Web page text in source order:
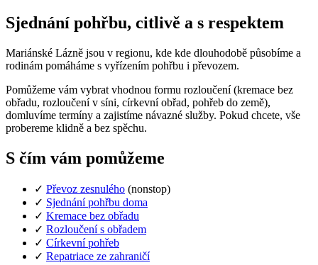
Sjednání pohřbu, citlivě a s respektem
Mariánské Lázně jsou v regionu, kde kde dlouhodobě působíme a
rodinám pomáháme s vyřízením pohřbu i převozem.
Pomůžeme vám vybrat vhodnou formu rozloučení (kremace bez
obřadu, rozloučení v síni, církevní obřad, pohřeb do země),
domluvíme termíny a zajistíme návazné služby. Pokud chcete, vše
probereme klidně a bez spěchu.
S čím vám pomůžeme
✓ Převoz zesnulého (nonstop)
✓ Sjednání pohřbu doma
✓ Kremace bez obřadu
✓ Rozloučení s obřadem
✓ Církevní pohřeb
✓ Repatriace ze zahraničí